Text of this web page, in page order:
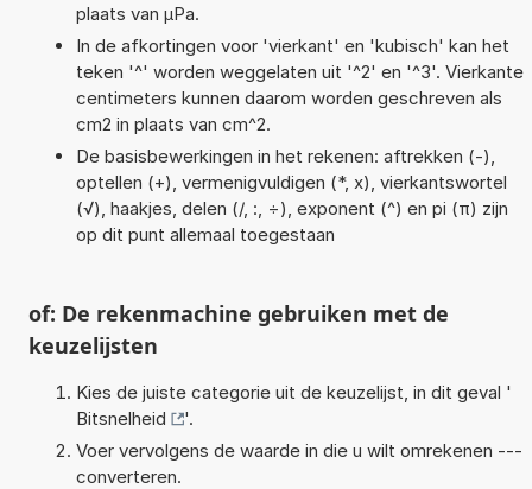
plaats van µPa.
In de afkortingen voor 'vierkant' en 'kubisch' kan het
teken '^' worden weggelaten uit '^2' en '^3'. Vierkante
centimeters kunnen daarom worden geschreven als
cm2 in plaats van cm^2.
De basisbewerkingen in het rekenen: aftrekken (-),
optellen (+), vermenigvuldigen (*, x), vierkantswortel
(√), haakjes, delen (/, :, ÷), exponent (^) en pi (π) zijn
op dit punt allemaal toegestaan
of: De rekenmachine gebruiken met de
keuzelijsten
Kies de juiste categorie uit de keuzelijst, in dit geval '
Bitsnelheid
'.
Voer vervolgens de waarde in die u wilt omrekenen ---
converteren.